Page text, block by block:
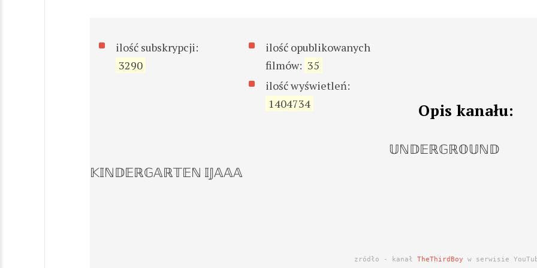
ilość subskrypcji:
3290
ilość opublikowanych
filmów: 35
ilość wyświetleń:
1404734
Opis kanału:
𝕌ℕ𝔻𝔼ℝ𝔾ℝ𝕆𝕌ℕ𝔻
𝕂𝕀ℕ𝔻𝔼ℝ𝔾𝔸ℝ𝕋𝔼ℕ 𝕀𝕁𝔸𝔸𝔸
zródło - kanałTheThirdBoy w serwisie